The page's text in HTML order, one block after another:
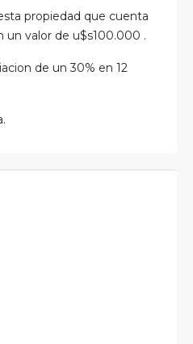
propiedad que cuenta
un valor de u$s100.000 .
de un 30% en 12